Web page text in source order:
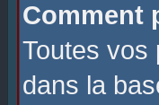
Comment
Toutes
dans la